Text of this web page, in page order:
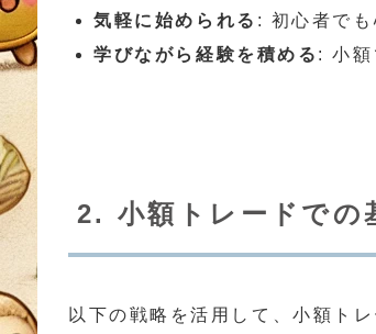
気軽に始められる : 初心者でも
学びながら経験を積める : 小額
2. 小額トレードでの
以下の戦略を活用して、小額ト